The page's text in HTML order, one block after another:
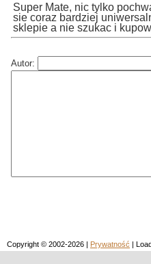
Super Mate, nic tylko
sie coraz bardziej
sklepie a nie szukac i
Autor:
Copyright © 2002-2026 | Prywatność |